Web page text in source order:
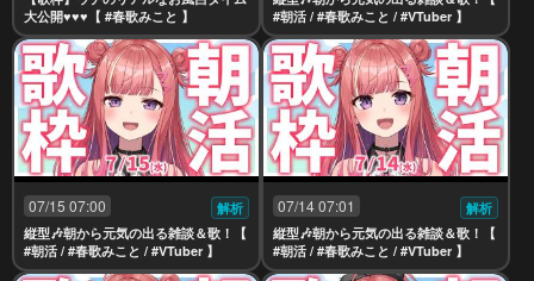
大公開♥♥♥【 #春歌みこと 】
#朝活 / #春歌みこと / #VTuber 】
07/15 07:00
解析
縦型🎶朝から元気の出る雑談＆歌！【
#朝活 / #春歌みこと / #VTuber 】
07/14 07:01
解析
縦型🎶朝から元気の出る雑談＆歌！【
#朝活 / #春歌みこと / #VTuber 】